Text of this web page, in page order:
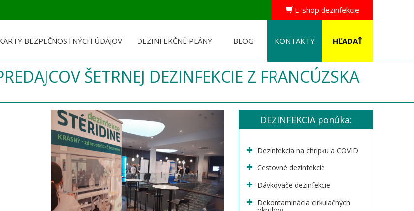
E-shop dezinfekcie
BEZPEČNOSTNÝCH ÚDAJOV DEZINFEKČNÉ PLÁNY BLOG KONTAKTY
ŠETRNEJ DEZINFEKCIE Z FRANCÚZSKA
DEZINFEKCIA ponúka:
Dezinfekcia na chrípku a COVID
Cestovné dezinfekcie
Dávkovače dezinfekcie
Dekontaminácia cirkulačných